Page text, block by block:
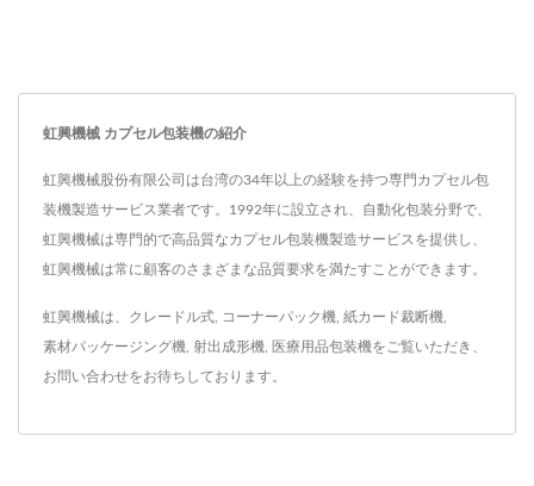
虹興機械 カプセル包装機の紹介
虹興機械股份有限公司は台湾の34年以上の経験を持つ専門カプセル包
装機製造サービス業者です。1992年に設立され、自動化包装分野で、
虹興機械は専門的で高品質なカプセル包装機製造サービスを提供し、
虹興機械は常に顧客のさまざまな品質要求を満たすことができます。
虹興機械は、 クレードル式 コーナーパック機 紙カード裁断機
素材パッケージング機 射出成形機 医療用品包装機をご覧いただき、
お問い合わせをお待ちしております。